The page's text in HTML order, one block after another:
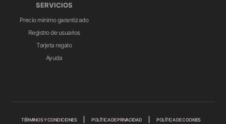
SERVICIOS
Precio mínimo garantizado
Registro de usuarios
Tarjeta regalo
Ayuda
TÉRMINOS Y CONDICIONES POLÍTICA DE PRIVACIDAD POLÍTICA DE COOKIES